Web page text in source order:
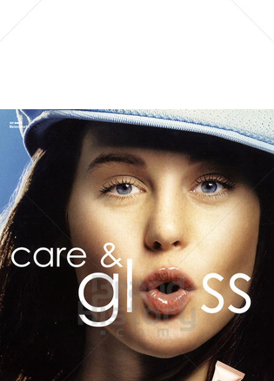
Labello Beiersdorf AG 2003